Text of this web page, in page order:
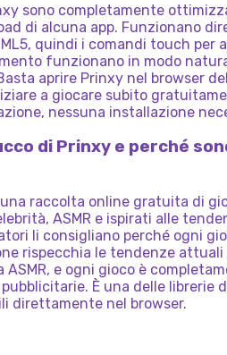
sono completamente
di alcuna app. Funzionano
quindi i comandi touch per
funzionano in modo
aprire Prinxy nel browser
a giocare subito
nessuna installazione
di Prinxy e perché
raccolta online gratuita di
ASMR e ispirati alle
li consigliano perché ogni
rispecchia le tendenze attuali
ASMR, e ogni gioco è
È una delle librerie
direttamente nel browser.